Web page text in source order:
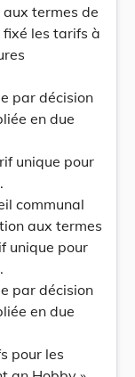
termes de
les tarifs à
par décision
en due
unique pour
communal
aux termes
unique pour
par décision
en due
pour les